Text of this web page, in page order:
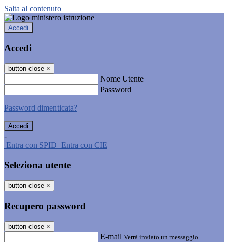
Salta al contenuto
Accedi
Accedi
button close ×
Nome Utente
Password
Password dimenticata?
-
Entra con SPID Entra con CIE
Seleziona utente
button close ×
Recupero password
button close ×
E-mail Verrà inviato un messaggio